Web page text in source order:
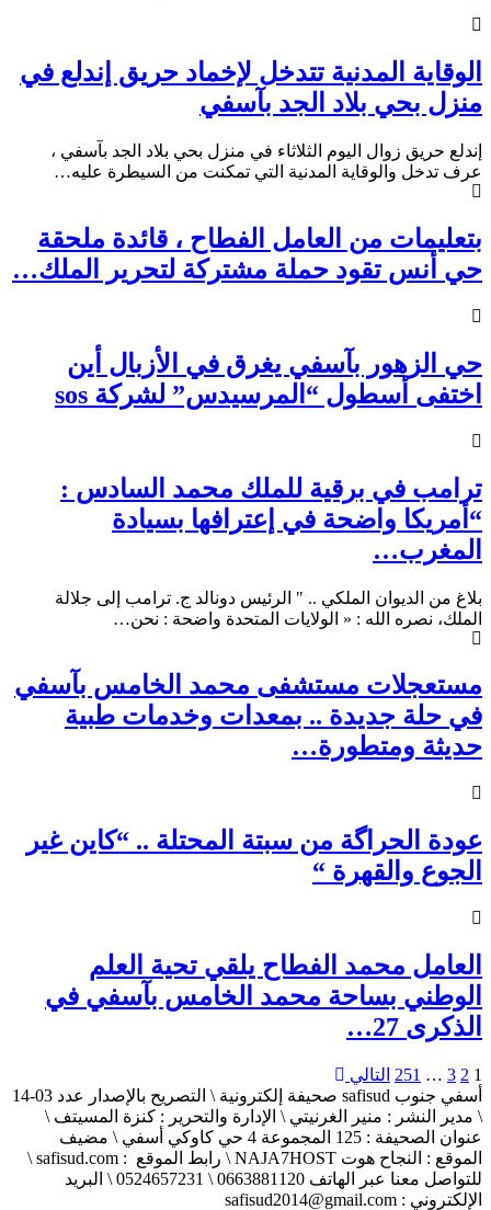
الوقاية المدنية تتدخل لإخماد حريق إندلع في
منزل بحي بلاد الجد بآسفي
إندلع حريق زوال اليوم الثلاثاء في منزل بحي بلاد الجد بآسفي ،
عرف تدخل والوقاية المدنية التي تمكنت من السيطرة عليه…
بتعليمات من العامل الفطاح ، قائدة ملحقة
حي أنس تقود حملة مشتركة لتحرير الملك…
حي الزهور بآسفي يغرق في الأزبال أين
اختفى أسطول “المرسيدس” لشركة sos
ترامب في برقية للملك محمد السادس :
“أمريكا واضحة في إعترافها بسيادة
المغرب…
بلاغ من الديوان الملكي .. " الرئيس دونالد ج. ترامب إلى جلالة
الملك، نصره الله : « الولايات المتحدة واضحة : نحن…
مستعجلات مستشفى محمد الخامس بآسفي
في حلة جديدة .. بمعدات وخدمات طبية
حديثة ومتطورة…
عودة الحراگة من سبتة المحتلة .. “كاين غير
الجوع والقهرة “
العامل محمد الفطاح يلقي تحية العلم
الوطني بساحة محمد الخامس بآسفي في
الذكرى 27…
1
2
3
…
251 التالي
أسفي جنوب safisud صحيفة إلكترونية \ التصريح بالإصدار عدد 03-14
\ مدير النشر : منير الغرنيتي \ الإدارة والتحرير : كنزة المسيتف \
عنوان الصحيفة : 125 المجموعة 4 حي كاوكي أسفي \ مضيف
الموقع : النجاح هوت NAJA7HOST \ رابط الموقع : safisud.com \
للتواصل معنا عبر الهاتف 0663881120 \ 0524657231 \ البريد
الإلكتروني : safisud2014@gmail.com